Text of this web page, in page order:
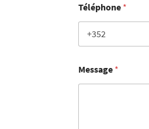
Téléphone *
Message *